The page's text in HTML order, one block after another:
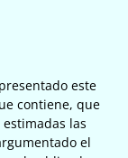
este
contiene, que
las
el